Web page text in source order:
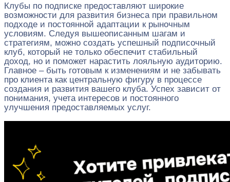
Клубы по подписке предоставляют широкие
возможности для развития бизнеса при правильном
подходе и постоянной адаптации к рыночным
условиям. Следуя вышеописанным шагам и
стратегиям, можно создать успешный подписочный
клуб, который не только обеспечит стабильный
доход, но и поможет нарастить лояльную аудиторию.
Главное – быть готовым к изменениям и не забывать
про клиента как центральную фигуру в процессе
создания и развития вашего клуба. Успех зависит от
понимания, учета интересов и постоянного
улучшения предоставляемых услуг.